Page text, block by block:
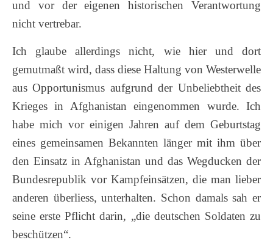
und vor der eigenen historischen Verantwortung
nicht vertrebar.
Ich glaube allerdings nicht, wie hier und dort
gemutmaßt wird, dass diese Haltung von Westerwelle
aus Opportunismus aufgrund der Unbeliebtheit des
Krieges in Afghanistan eingenommen wurde. Ich
habe mich vor einigen Jahren auf dem Geburtstag
eines gemeinsamen Bekannten länger mit ihm über
den Einsatz in Afghanistan und das Wegducken der
Bundesrepublik vor Kampfeinsätzen, die man lieber
anderen überliess, unterhalten. Schon damals sah er
seine erste Pflicht darin, „die deutschen Soldaten zu
beschützen“.